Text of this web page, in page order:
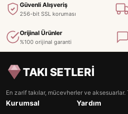
Güvenli Alışveriş
256-bit SSL koruması
Orijinal Ürünler
%100 orijinal garanti
TAKI SETLERİ
En zarif takılar, mücevherler ve
Kurumsal Yardım